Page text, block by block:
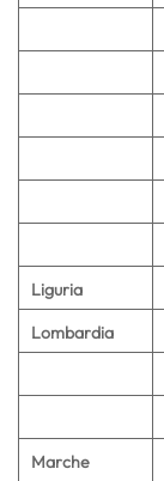
Liguria
Lombardia
Marche